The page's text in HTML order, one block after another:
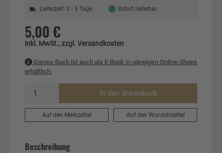
Lieferzeit: 3 - 5 Tage ● Sofort lieferbar
5,00 €
inkl. MwSt., zzgl. Versandkosten
Dieses Buch ist auch als E-Book in gängigen Online-Shops
erhältlich.
In den Warenkorb
Auf den Merkzettel Auf den Wunschzettel
Beschreibung